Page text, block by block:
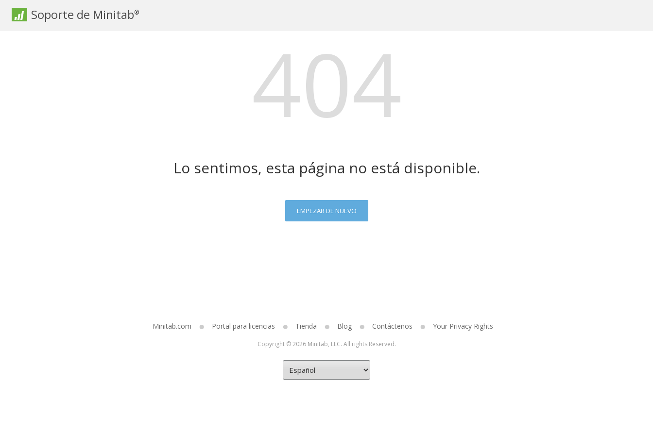
Soporte de Minitab®
404
Lo sentimos, esta página no está disponible.
EMPEZAR DE NUEVO
Minitab.com Portal para licencias Tienda Blog Contáctenos Your Privacy Rights
Copyright © 2026 Minitab, LLC. All rights Reserved.